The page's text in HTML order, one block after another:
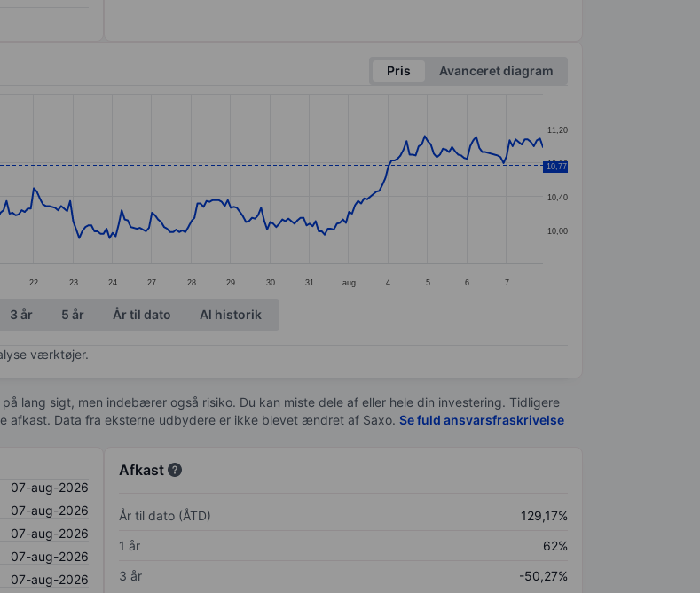
Pris
Avanceret diagram
9.76 to 11.11.
22 23 24 27 28 29 30 31 aug 4 5 6 7
10,00
10,40
10,80
11,20
10,77
3 år 5 år År til dato Al historik
værktøjer.
lang sigt, men indebærer også risiko. Du kan miste dele af eller hele din investering. Tidligere
afkast. Data fra eksterne udbydere er ikke blevet ændret af Saxo. Se fuld ansvarsfraskrivelse
07-aug-2026
07-aug-2026
07-aug-2026
07-aug-2026
07-aug-2026
Afkast
År til dato (ÅTD)
129,17%
1 år
62%
3 år
-50,27%